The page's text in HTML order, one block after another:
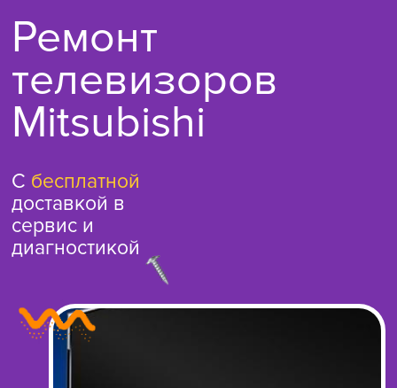
Ремонт
телевизоров
Mitsubishi
С бесплатной
доставкой в
сервис и
диагностикой